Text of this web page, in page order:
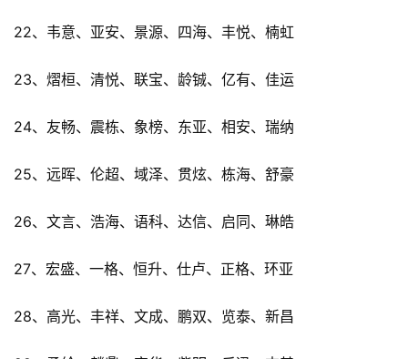
22、韦意、亚安、景源、四海、丰悦、楠虹
23、熠桓、清悦、联宝、龄铖、亿有、佳运
24、友畅、震栋、象榜、东亚、相安、瑞纳
25、远晖、伦超、域泽、贯炫、栋海、舒豪
26、文言、浩海、语科、达信、启同、琳皓
27、宏盛、一格、恒升、仕卢、正格、环亚
28、高光、丰祥、文成、鹏双、览泰、新昌